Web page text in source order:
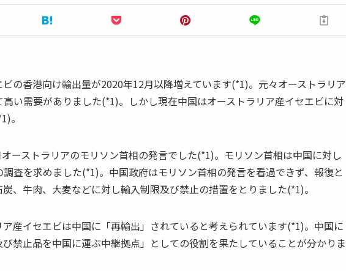
の香港向け輸出量が2020年12月以降増えています(*1)。元々オーストラリア
い需要がありました(*1)。しかし現在中国はオーストラリア産イセエビに対
。
ーストラリアのモリソン首相の発言でした(*1)。モリソン首相は中国に対し
査を求めました(*1)。中国政府はモリソン首相の発言を看過できず、報復と
、牛肉、大麦などに対し輸入制限及び禁止の措置をとりました(*1)。
産イセエビは中国に「再輸出」されていると考えられています(*1)。中国に
禁止品を中国に運ぶ中継拠点」としての役割を果たしていることが分かりま